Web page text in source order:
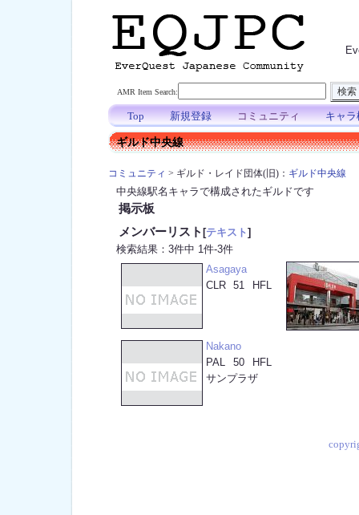
AMR Item Search:
Top 新規登録 コミュニティ キャラ
ギルド中央線
コミュニティ > ギルド・レイド団体(旧)： ギルド中央線
中央線駅名キャラで構成されたギルドです
掲示板
メンバーリスト [テキスト]
検索結果：3件中 1件-3件
Asagaya
CLR
51 HFL
Nakano
PAL
50
HFL
サンプラザ